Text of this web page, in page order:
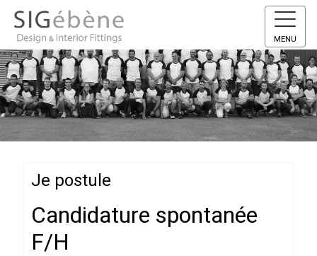
MENU
Je postule
Candidature spontanée
F/H